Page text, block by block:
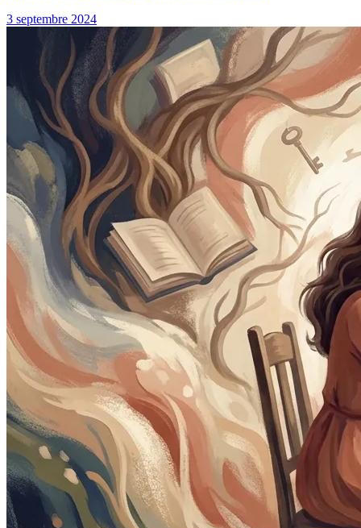
3 septembre 2024